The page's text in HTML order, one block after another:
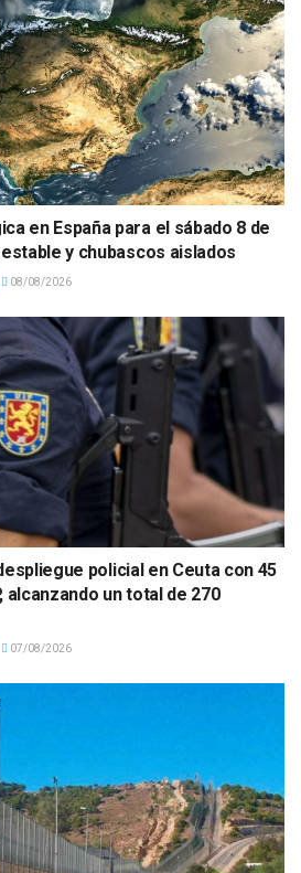
en España para el sábado 8 de
y chubascos aislados
08/08/2026
policial en Ceuta con 45
alcanzando un total de 270
07/08/2026